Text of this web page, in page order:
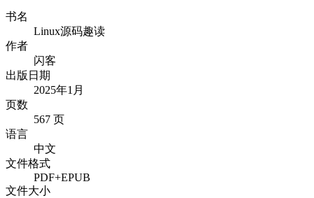
书名
Linux源码趣读
作者
闪客
出版日期
2025年1月
页数
567 页
语言
中文
文件格式
PDF+EPUB
文件大小